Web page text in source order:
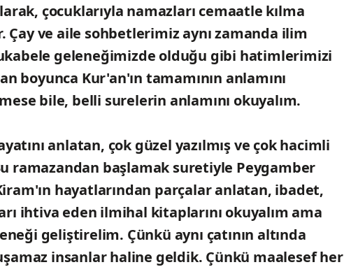
çocuklarıyla namazları cemaatle kılma
Çay ve aile sohbetlerimiz aynı zamanda ilim
geleneğimizde olduğu gibi hatimlerimizi
boyunca Kur'an'ın tamamının anlamını
bile, belli surelerin anlamını okuyalım.
anlatan, çok güzel yazılmış ve çok hacimli
ramazandan başlamak suretiyle Peygamber
hayatlarından parçalar anlatan, ibadet,
ihtiva eden ilmihal kitaplarını okuyalım ama
geliştirelim. Çünkü aynı çatının altında
insanlar haline geldik. Çünkü maalesef her